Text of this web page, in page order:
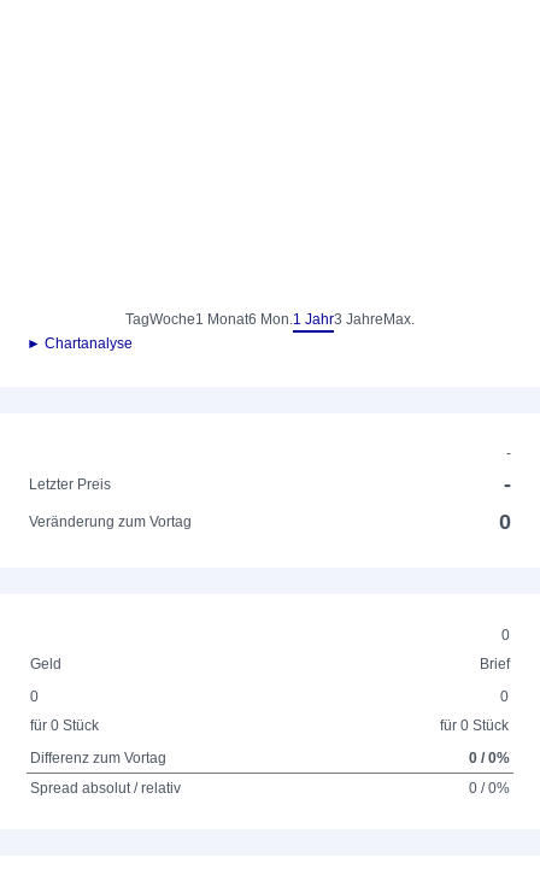
TagWoche1 Monat6 Mon.1 Jahr3 Jahre Max.
► Chartanalyse
-
Letzter Preis
-
Veränderung zum Vortag 0
0
Geld
Brief
0
für 0 Stück
0
für 0 Stück
Differenz zum Vortag
0 / 0%
Spread absolut / relativ
0 / 0%